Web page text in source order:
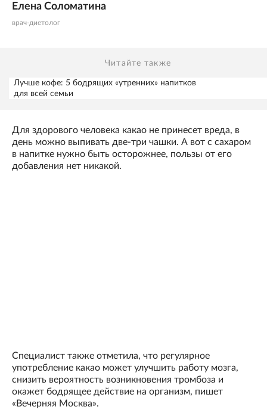
Елена Соломатина
врач-диетолог
Читайте также
Лучше кофе: 5 бодрящих «утренних» напитков
для всей семьи
Для здорового человека какао не принесет вреда, в
день можно выпивать две-три чашки. А вот с сахаром
в напитке нужно быть осторожнее, пользы от его
добавления нет никакой.
Специалист также отметила, что регулярное
употребление какао может улучшить работу мозга,
снизить вероятность возникновения тромбоза и
окажет бодрящее действие на организм, пишет
«Вечерняя Москва».